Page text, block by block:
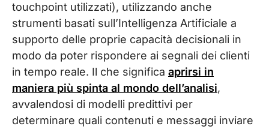
touchpoint utilizzati), utilizzando anche
strumenti basati sull’Intelligenza Artificiale a
supporto delle proprie capacità decisionali in
modo da poter rispondere ai segnali dei clienti
in tempo reale. Il che significa aprirsi in
maniera più spinta al mondo dell’analisi,
avvalendosi di modelli predittivi per
determinare quali contenuti e messaggi inviare